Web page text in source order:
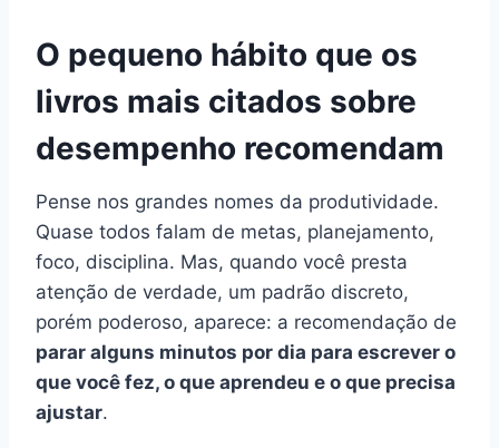
O pequeno hábito que os
livros mais citados sobre
desempenho recomendam
Pense nos grandes nomes da produtividade.
Quase todos falam de metas, planejamento,
foco, disciplina. Mas, quando você presta
atenção de verdade, um padrão discreto,
porém poderoso, aparece: a recomendação de
parar alguns minutos por dia para escrever o
que você fez, o que aprendeu e o que precisa
ajustar.